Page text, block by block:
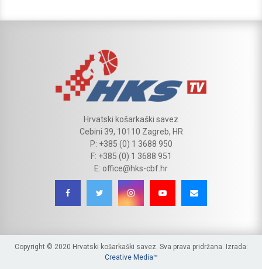
Hrvatski košarkaški savez
Cebini 39, 10110 Zagreb, HR
P: +385 (0) 1 3688 950
F: +385 (0) 1 3688 951
E: office@hks-cbf.hr
Copyright © 2020 Hrvatski košarkaški savez. Sva prava pridržana. Izrada:
Creative Media™